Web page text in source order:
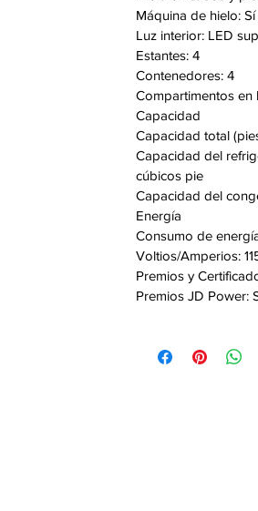
Máquina de hielo: Sí
Luz interior: LED
Estantes: 4
Contenedores: 4
Compartimentos en
Capacidad
Capacidad total
Capacidad del
cúbicos pie
Capacidad del
Energía
Consumo de
Voltios/Amperios:
Premios y
Premios JD Power: